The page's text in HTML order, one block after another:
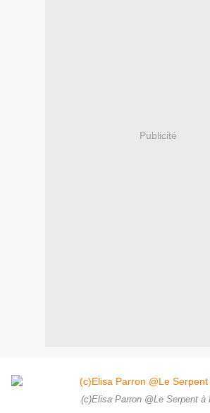
Publicité
(c)Elisa Parron @Le Serpent à